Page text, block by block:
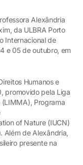
Alexândria
da ULBRA Porto
Internacional de
e 05 de outubro, em
Humanos e
promovido pela Liga
Programa
of Nature (IUCN)
Além de Alexândria,
presente na